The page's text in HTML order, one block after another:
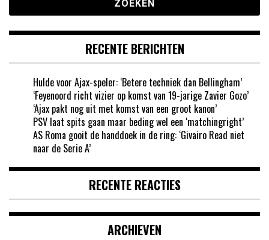
RECENTE BERICHTEN
Hulde voor Ajax-speler: ‘Betere techniek dan Bellingham’
‘Feyenoord richt vizier op komst van 19-jarige Zavier Gozo’
‘Ajax pakt nog uit met komst van een groot kanon’
PSV laat spits gaan maar beding wel een ‘matchingright’
AS Roma gooit de handdoek in de ring: ‘Givairo Read niet
naar de Serie A’
RECENTE REACTIES
ARCHIEVEN